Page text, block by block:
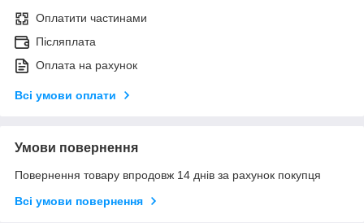
Оплатити частинами
Післяплата
Оплата на рахунок
Всі умови оплати
Умови повернення
Повернення товару впродовж 14 днів за рахунок покупця
Всі умови повернення